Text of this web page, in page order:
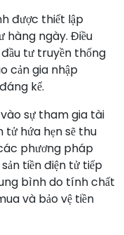
được thiết lập
hàng ngày. Điều
tư truyền thống
cản gia nhập
kể.
sự tham gia tài
hứa hẹn sẽ thu
phương pháp
tiền điện tử tiếp
bình do tính chất
và bảo vệ tiền